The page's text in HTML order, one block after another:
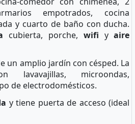
empotrados, cocina
y cuarto de baño con ducha.
cubierta, porche, wifi yaire
un amplio jardín con césped. La
lavavajillas, microondas,
de electrodomésticos.
y tiene puerta de acceso (ideal